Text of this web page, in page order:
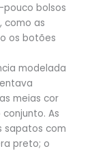
bolsos
como as
os botões
modelada
meias cor
As
sapatos com
preto; o